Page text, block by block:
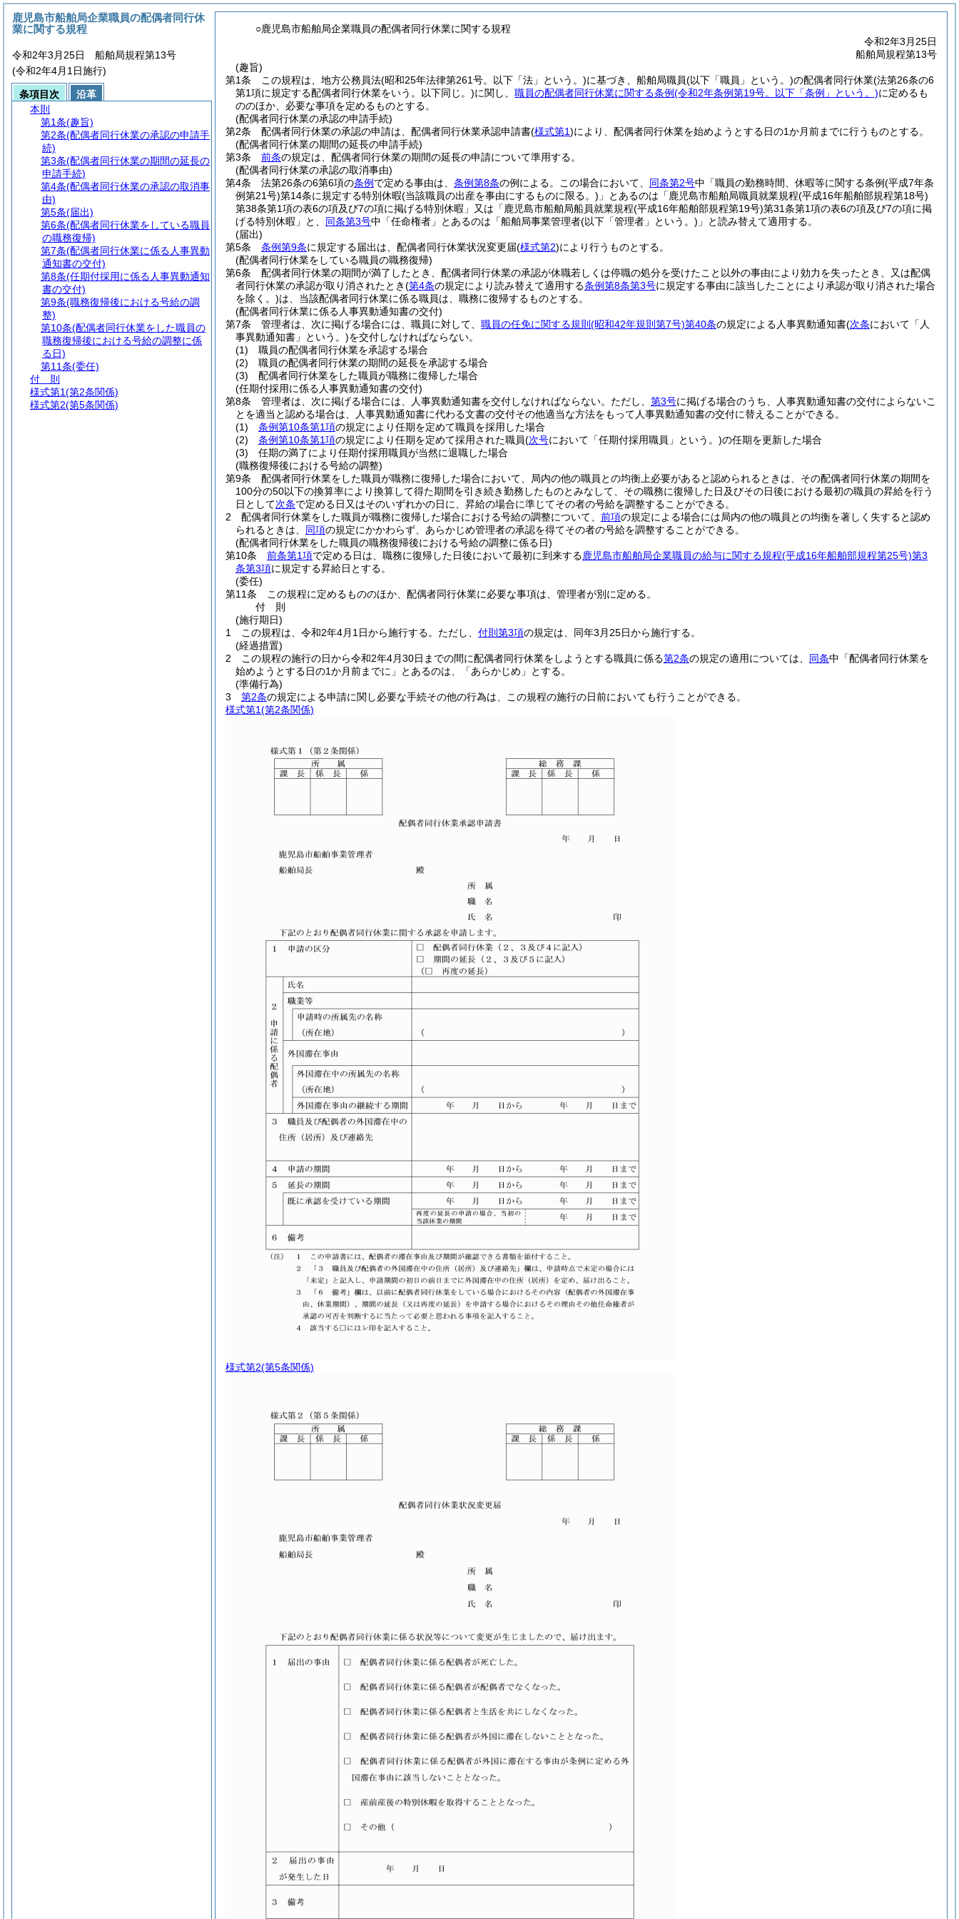
○鹿児島市船舶局企業職員の配偶者同行休業に関する規程
令和2年3月25日
船舶局規程第13号
(趣旨)
第1条
この規程は、地方公務員法(昭和25年法律第261号。以下「法」という。)に基づき、船舶局職員(以下「職員」という。)の配偶者同行休業(法第26条の6
第1項に規定する配偶者同行休業をいう。以下同じ。)に関し、 職員の配偶者同行休業に関する条例(令和2年条例第19号。以下「条例」という。)に定めるも
ののほか、必要な事項を定めるものとする。
(配偶者同行休業の承認の申請手続)
第2条
配偶者同行休業の承認の申請は、配偶者同行休業承認申請書(様式第1)により、配偶者同行休業を始めようとする日の1か月前までに行うものとする。
(配偶者同行休業の期間の延長の申請手続)
第3条
前条の規定は、配偶者同行休業の期間の延長の申請について準用する。
(配偶者同行休業の承認の取消事由)
第4条
法第26条の6第6項の条例 で定める事由は、 条例第8条の例による。 この場合において、 同条第2号中「職員の勤務時間、休暇等に関する条例(平成7年条
例第21号)第14条に規定する特別休暇(当該職員の出産を事由にするものに限る。) 」とあるのは「鹿児島市船舶局職員就業規程(平成16年船舶部規程第18号)
第38条第1項の表6の項及び7の項に掲げる特別休暇」又は「鹿児島市船舶局船員就業規程(平成16年船舶部規程第19号)第31条第1項の表6の項及び7の項に掲
げる特別休暇」と、 同条第3号中「任命権者」とあるのは「船舶局事業管理者(以下「管理者」という。) 」と読み替えて適用する。
(届出)
第5条
条例第9条に規定する届出は、配偶者同行休業状況変更届(様式第2)により行うものとする。
(配偶者同行休業をしている職員の職務復帰)
第6条
配偶者同行休業の期間が満了したとき、配偶者同行休業の承認が休職若しくは停職の処分を受けたこと以外の事由により効力を失ったとき、又は配偶
者同行休業の承認が取り消されたとき(第4条の規定により読み替えて適用する条例第8条第3号に規定する事由に該当したことにより承認が取り消された場合
を除く。)は、当該配偶者同行休業に係る職員は、職務に復帰するものとする。
(配偶者同行休業に係る人事異動通知書の交付)
第7条
管理者は、次に掲げる場合には、職員に対して、 職員の任免に関する規則 (昭和42年規則第7号)第40条の規定による人事異動通知書(次条において「人
事異動通知書」という。)を交付しなければならない。
(1)
職員の配偶者同行休業を承認する場合
(2)
職員の配偶者同行休業の期間の延長を承認する場合
(3)
配偶者同行休業をした職員が職務に復帰した場合
(任期付採用に係る人事異動通知書の交付)
第8条
管理者は、次に掲げる場合には、人事異動通知書を交付しなければならない。 ただし、 第3号に掲げる場合のうち、人事異動通知書の交付によらないこ
とを適当と認める場合は、人事異動通知書に代わる文書の交付その他適当な方法をもって人事異動通知書の交付に替えることができる。
(1)
条例第10条第1項の規定により任期を定めて職員を採用した場合
(2)
条例第10条第1項の規定により任期を定めて採用された職員(次号において「任期付採用職員」という。)の任期を更新した場合
(3)
任期の満了により任期付採用職員が当然に退職した場合
(職務復帰後における号給の調整)
第9条
配偶者同行休業をした職員が職務に復帰した場合において、局内の他の職員との均衡上必要があると認められるときは、その配偶者同行休業の期間を
100分の50以下の換算率により換算して得た期間を引き続き勤務したものとみなして、その職務に復帰した日及びその日後における最初の職員の昇給を行う
日として次条で定める日又はそのいずれかの日に、昇給の場合に準じてその者の号給を調整することができる。
2
配偶者同行休業をした職員が職務に復帰した場合における号給の調整について、 前項の規定による場合には局内の他の職員との均衡を著しく失すると認め
られるときは、 同項の規定にかかわらず、あらかじめ管理者の承認を得てその者の号給を調整することができる。
(配偶者同行休業をした職員の職務復帰後における号給の調整に係る日)
第10条
前条第1項で定める日は、職務に復帰した日後において最初に到来する鹿児島市船舶局企業職員の給与に関する規程(平成16年船舶部規程第25号)第3
条第3項に規定する昇給日とする。
(委任)
第11条
この規程に定めるもののほか、配偶者同行休業に必要な事項は、管理者が別に定める。
付 則
(施行期日)
1
この規程は、令和2年4月1日から施行する。 ただし、 付則第3項の規定は、同年3月25日から施行する。
(経過措置)
2
この規程の施行の日から令和2年4月30日までの間に配偶者同行休業をしようとする職員に係る第2条の規定の適用については、 同条中「配偶者同行休業を
始めようとする日の1か月前までに」とあるのは、「あらかじめ」とする。
(準備行為)
3
第2条の規定による申請に関し必要な手続その他の行為は、この規程の施行の日前においても行うことができる。
様式第1(第2条関係)
様式第2(第5条関係)
鹿児島市船舶局企業職員の配偶者同行休
業に関する規程
令和2年3月25日 船舶局規程第13号
(令和2年4月1日施行)
条項目次
沿革
本則
第1条(趣旨)
第2条(配偶者同行休業の承認の申請手
続)
第3条(配偶者同行休業の期間の延長の
申請手続)
第4条(配偶者同行休業の承認の取消事
由)
第5条(届出)
第6条(配偶者同行休業をしている職員
の職務復帰)
第7条(配偶者同行休業に係る人事異動
通知書の交付)
第8条(任期付採用に係る人事異動通知
書の交付)
第9条(職務復帰後における号給の調
整)
第10条(配偶者同行休業をした職員の
職務復帰後における号給の調整に係
る日)
第11条(委任)
付 則
様式第1(第2条関係)
様式第2(第5条関係)